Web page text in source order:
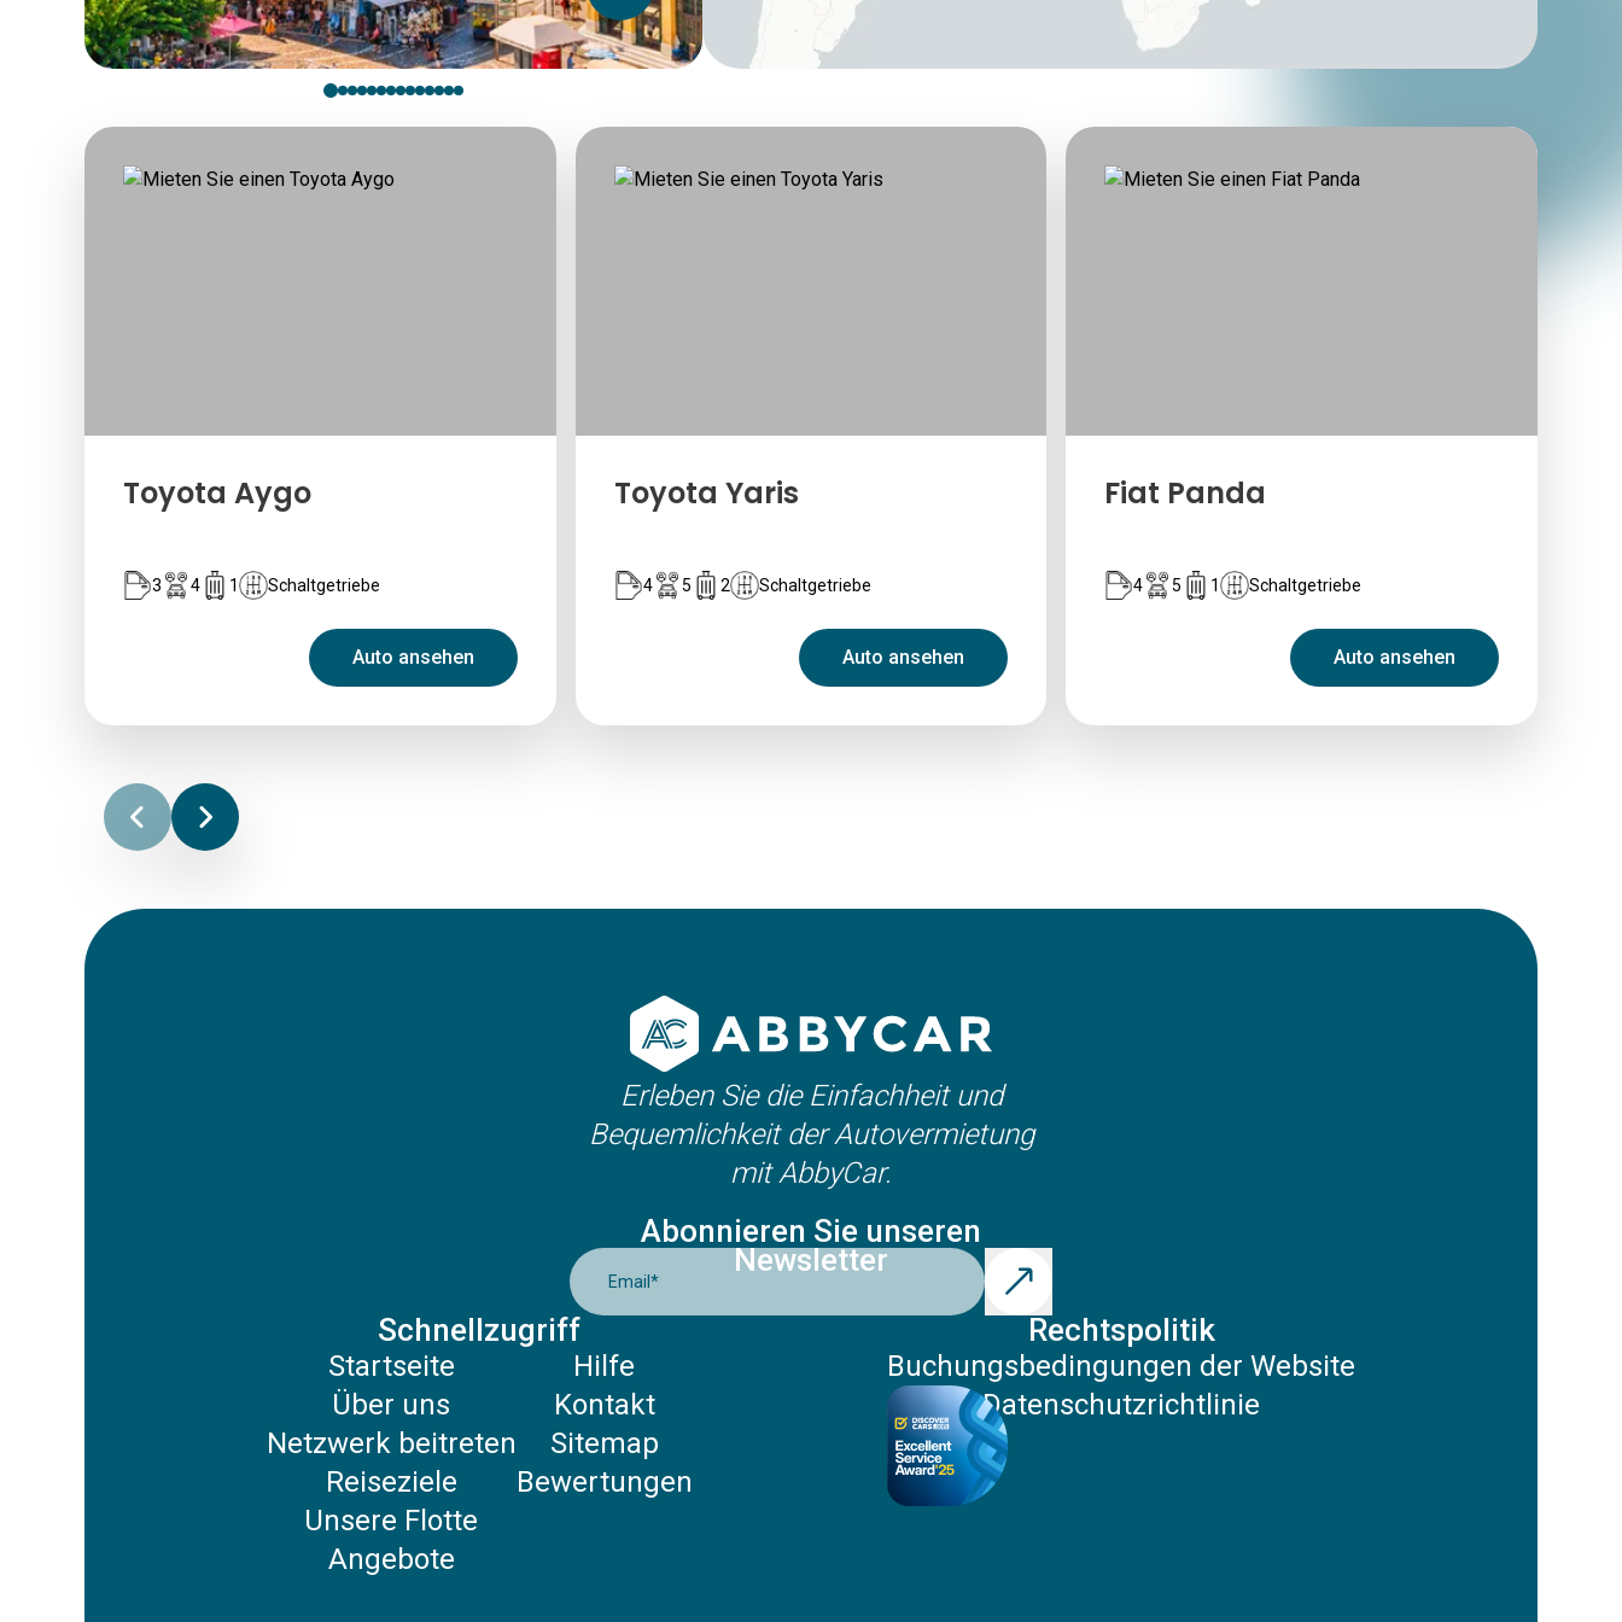
Toyota Aygo
3 4 1 Schaltgetriebe
Auto ansehen
Toyota Yaris
4 5 2 Schaltgetriebe
Auto ansehen
Fiat Panda
4 5 1 Schaltgetriebe
Auto ansehen
Erleben Sie die Einfachheit und
Bequemlichkeit der Autovermietung
mit AbbyCar.
Abonnieren Sie unseren
Newsletter
Email *
Schnellzugriff
Startseite
Über uns
Netzwerk beitreten
Reiseziele
Unsere Flotte
Angebote
Hilfe
Kontakt
Sitemap
Bewertungen
Rechtspolitik
Buchungsbedingungen der Website
Datenschutzrichtlinie